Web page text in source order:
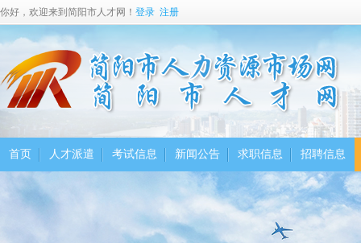
你好，欢迎来到简阳市人才网！ 登录 注册
首页 人才派遣 考试信息 新闻公告 求职信息 招聘信息